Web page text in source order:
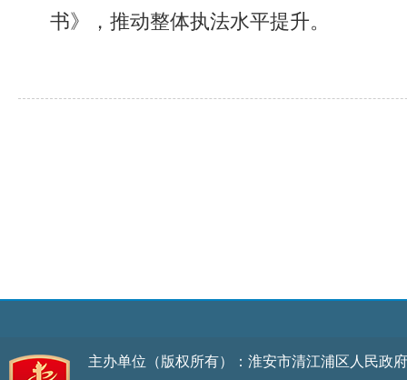
书》，推动整体执法水平提升。
主办单位（版权所有）：淮安市清江浦区人民